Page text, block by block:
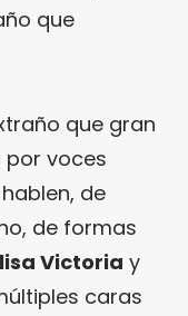
que
que gran
voces
de
de formas
Victoria y
caras